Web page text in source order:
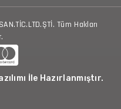
Tüm Hakları
İle Hazırlanmıştır.